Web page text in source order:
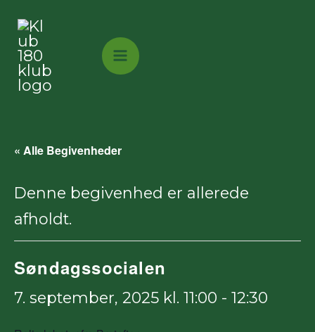
indholdet
« Alle Begivenheder
Denne begivenhed er allerede
afholdt.
Søndagssocialen
7. september, 2025 kl. 11:00 - 12:30